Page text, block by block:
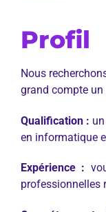
Profil
Nous
grand compte un
Qualification :
en informatique
Expérience :
professionnelles